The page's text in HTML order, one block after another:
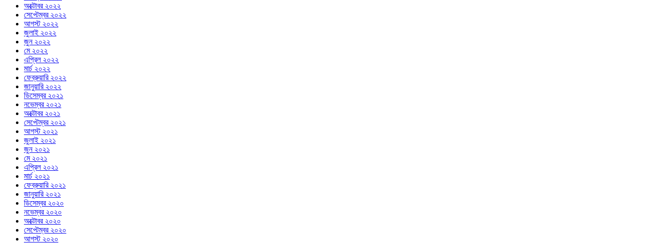
অক্টোবর ২০২২
সেপ্টেম্বর ২০২২
আগস্ট ২০২২
জুলাই ২০২২
জুন ২০২২
মে ২০২২
এপ্রিল ২০২২
মার্চ ২০২২
ফেব্রুয়ারি ২০২২
জানুয়ারি ২০২২
ডিসেম্বর ২০২১
নভেম্বর ২০২১
অক্টোবর ২০২১
সেপ্টেম্বর ২০২১
আগস্ট ২০২১
জুলাই ২০২১
জুন ২০২১
মে ২০২১
এপ্রিল ২০২১
মার্চ ২০২১
ফেব্রুয়ারি ২০২১
জানুয়ারি ২০২১
ডিসেম্বর ২০২০
নভেম্বর ২০২০
অক্টোবর ২০২০
সেপ্টেম্বর ২০২০
আগস্ট ২০২০